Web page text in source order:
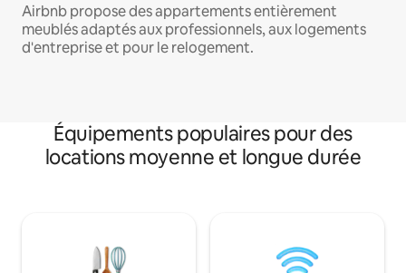
Airbnb propose des appartements entièrement
meublés adaptés aux professionnels, aux logements
d'entreprise et pour le relogement.
Équipements populaires pour des
locations moyenne et longue durée